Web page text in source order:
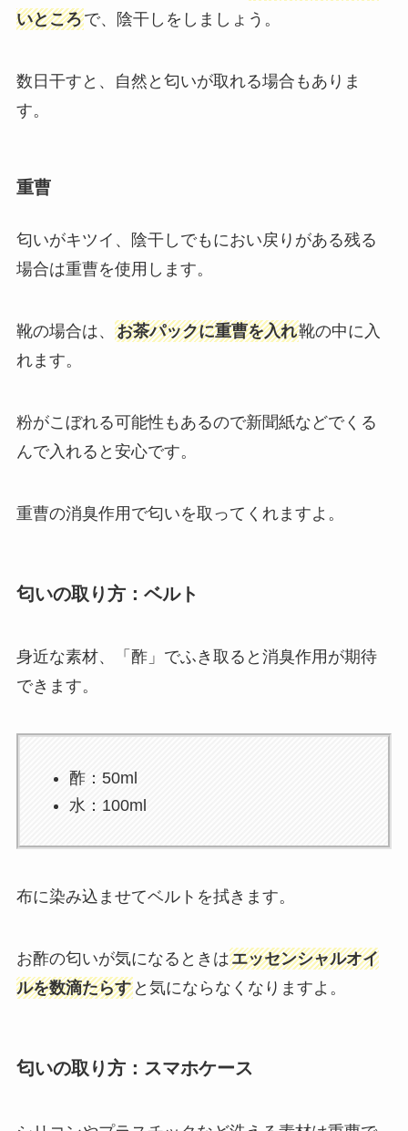
いところで、陰干しをしましょう。
数日干すと、自然と匂いが取れる場合もありま
す。
重曹
匂いがキツイ、陰干しでもにおい戻りがある残る
場合は重曹を使用します。
靴の場合は、 お茶パックに重曹を入れ靴の中に入
れます。
粉がこぼれる可能性もあるので新聞紙などでくる
んで入れると安心です。
重曹の消臭作用で匂いを取ってくれますよ。
匂いの取り方：ベルト
身近な素材、「酢」でふき取ると消臭作用が期待
できます。
酢：50ml
水：100ml
布に染み込ませてベルトを拭きます。
お酢の匂いが気になるときはエッセンシャルオイ
ルを数滴たらすと気にならなくなりますよ。
匂いの取り方：スマホケース